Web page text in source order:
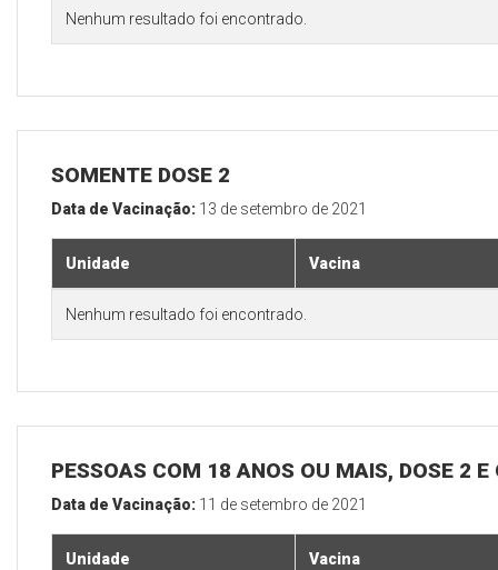
Nenhum resultado foi encontrado.
SOMENTE DOSE 2
Data de Vacinação: 13 de setembro de 2021
Unidade Vacina
Nenhum resultado foi encontrado.
PESSOAS COM 18 ANOS OU MAIS, DOSE 2 E
Data de Vacinação: 11 de setembro de 2021
Unidade Vacina